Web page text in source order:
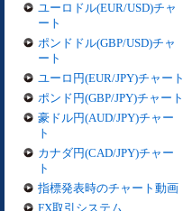
ユーロドル(EUR/USD)チャ
ート
ポンドドル(GBP/USD)チャ
ート
ユーロ円(EUR/JPY)チャート
ポンド円(GBP/JPY)チャート
豪ドル円(AUD/JPY)チャー
ト
カナダ円(CAD/JPY)チャー
ト
指標発表時のチャート動画
FX取引システム